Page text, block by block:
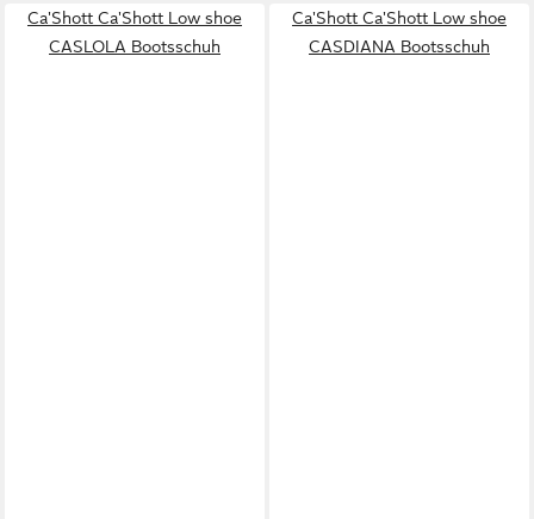
Ca'Shott Ca'Shott Low shoe
CASLOLA Bootsschuh
Ca'Shott Ca'Shott Low shoe
CASDIANA Bootsschuh